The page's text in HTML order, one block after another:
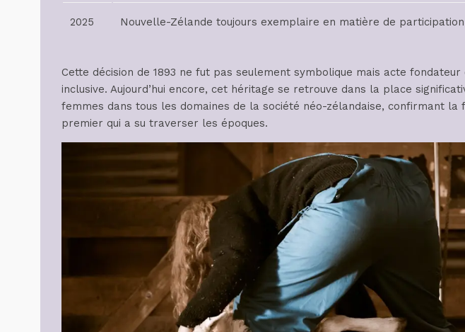
2025 Nouvelle-Zélande toujours exemplaire en matière de
Cette décision de 1893 ne fut pas seulement symbolique mais acte fondateur
inclusive. Aujourd’hui encore, cet héritage se retrouve dans la place
femmes dans tous les domaines de la société néo-zélandaise, confirmant la
premier qui a su traverser les époques.